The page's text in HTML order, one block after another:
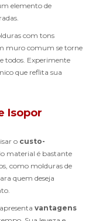
elemento de
com tons
muro comum se torne
todos. Experimente
que reflita sua
Isopor
o custo-
material é bastante
como molduras de
quem deseja
vantagens